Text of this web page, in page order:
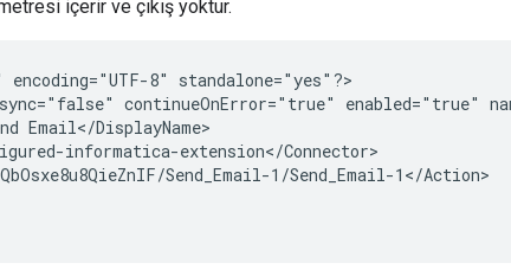
içerir ve çıkış yoktur.
encoding="UTF-8"
standalone="yes"?>
continueOnError="true" enabled="true"